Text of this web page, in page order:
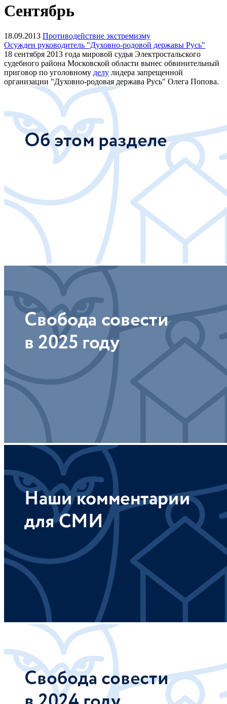
Сентябрь
18.09.2013 Противодействие экстремизму
Осужден руководитель "Духовно-родовой державы Русь"
18 сентября 2013 года мировой судья Электростальского
судебного района Московской области вынес обвинительный
приговор по уголовному делу лидера запрещенной
организации "Духовно-родовая держава Русь" Олега Попова.